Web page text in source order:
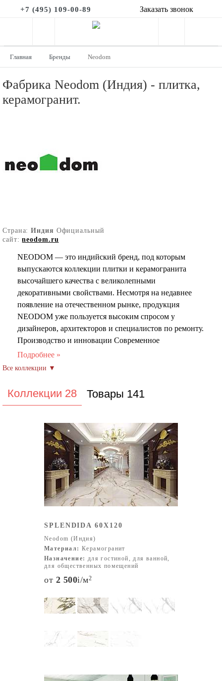
+7 (495) 109-00-89 Заказать звонок
Главная Бренды Neodom
Фабрика Neodom (Индия) - плитка,
керамогранит.
Страна:Индия Официальный
сайт:neodom.ru
NEODOM — это индийский бренд, под которым
выпускаются коллекции плитки и керамогранита
высочайшего качества с великолепными
декоративными свойствами. Несмотря на недавнее
появление на отечественном рынке, продукция
NEODOM уже пользуется высоким спросом у
дизайнеров, архитекторов и специалистов по ремонту.
Производство и инновации Современное
производство, оснащённое новейшими станками.
включая цифровую технологию печати. Имитация
природных материалов с идеальной детализацией
Дизайн и тренды НЭОДОМ уделяет большое внимание
актуальным тенденциям в дизайне интерьера и
потребностям своих клиентов. В первую очередь это
проявляется в производстве крупных форматов
керамогранита, позволяющих добиться эффекта
монолитности и целостности отделки.
Крупные форматы Один из флагманских продуктов —
керамогранит NEODOM размером 120×280 см с ярко
благородного мрамора, каждый из которых является
мини-шедевром.
Размеры керамогранита NEODOM 60×60 см 60×120 см
80×80 см 100×100 см 120×120 см 120×240 см 120×280
индивидуальные размеры под заказ
Цвета и текстуры Белый, серый, бежевый, чёрный,
дерева, натурального камня Более 10 уникальных
Полированные Структурированные (3D-эффекты)
Коллекции 28 Товары 141
SPLENDIDA 60X120
Neodom (Индия)
Материал: Керамогранит
Назначение: для гостиной, для ванной,
для общественных помещений
от 2 500i/м2